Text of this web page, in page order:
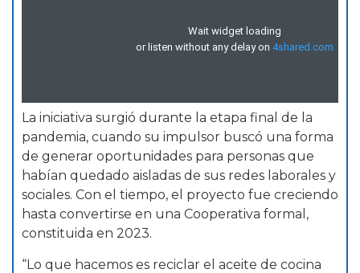
La iniciativa surgió durante la etapa final de la
pandemia, cuando su impulsor buscó una forma
de generar oportunidades para personas que
habían quedado aisladas de sus redes laborales y
sociales. Con el tiempo, el proyecto fue creciendo
hasta convertirse en una Cooperativa formal,
constituida en 2023.
“Lo que hacemos es reciclar el aceite de cocina